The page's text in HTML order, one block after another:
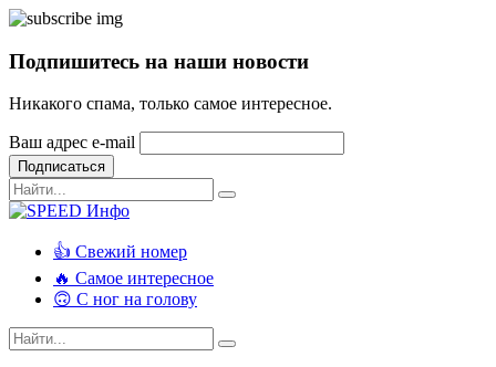
Подпишитесь на наши новости
Никакого спама, только самое интересное.
Ваш адрес e-mail
Подписаться
👍 Свежий номер
🔥 Самое интересное
🙃 С ног на голову